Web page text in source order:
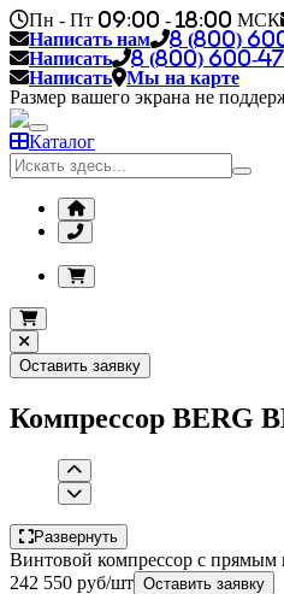
Пн - Пт 09:00 - 18:00 МСК
Написать нам
8 (800)
Написать
8 (800) 600-
Написать
Мы на карте
Размер вашего экрана не
Каталог
Оставить заявку
Компрессор BERG
Развернуть
Винтовой компрессор с
242 550 руб/шт Оставить заявку